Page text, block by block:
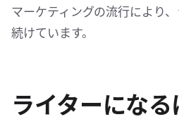
マーケティングの流行により
続けています。
ライターになる